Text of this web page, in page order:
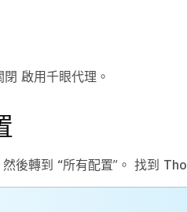
閉 啟用千眼代理 。
後轉到 “所有配置”。 找到